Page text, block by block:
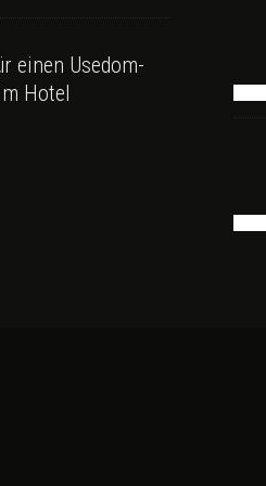
einen Usedom-
Hotel